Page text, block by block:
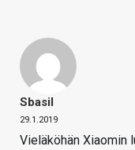
Sbasil
29.1.2019
Vieläköhän Xiaomin